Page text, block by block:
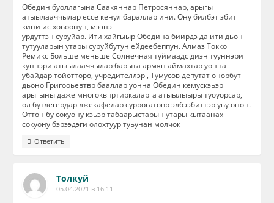
Обедин буоллагына Саакяннар Петросяннар, арыгы
атыылааччылар ессе кенул бараллар ини. Ону билбэт эбит
кини ис хоьоонун, мээнэ
урдуттэн суруйар. Ити хайгыыр Обедина биирдэ да ити дьон
тутууларын утары суруйбутун ейдеебеппун. Алмаз Токко
Ремикс Больше меньше Солнечная туймаадс диэн тууннэри
куннэри атыылааччылар барыта армян аймахтар уонна
убайдар тойотторо, учредителлэр , Тумусов депутат онорбут
дьоно Григооьевтвр бааллар уонна Обедин кемускэьэр
арыгыны даже многоквпртиркаларга атыылыыры туоуорсар,
ол бутлегердар лжекафелар суррогатовр элбээбиттэр уьу онон.
Оттон бу сокуону кэьэр табаарыстарын утары кытаанах
сокуону бэрээдэги олохтуур туьунан молчок
Ответить
Толкуй
05.04.2021 в 16:11